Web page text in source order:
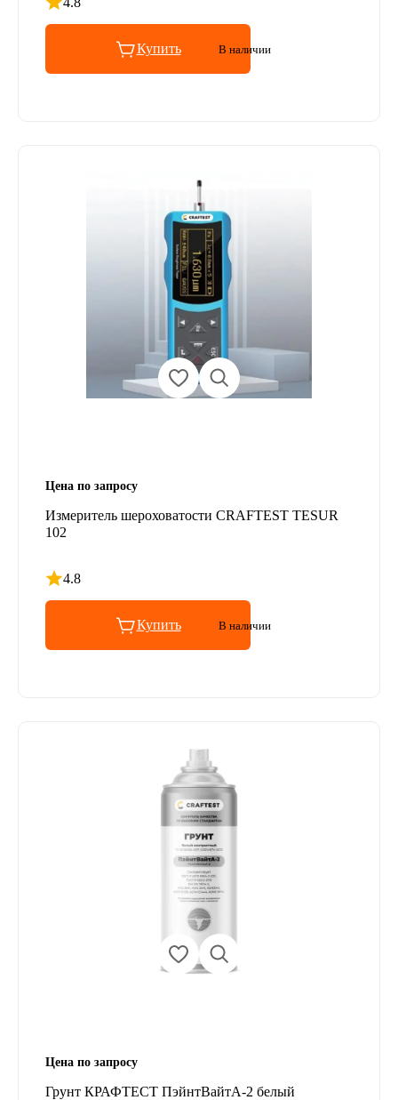
Рейтинг 4.8 из 5
Купить В наличии
Цена по запросу
Измеритель шероховатости CRAFTEST TESUR
102
4.8
Рейтинг 4.8 из 5
Купить В наличии
Цена по запросу
Грунт КРАФТЕСТ ПэйнтВайтА-2 белый